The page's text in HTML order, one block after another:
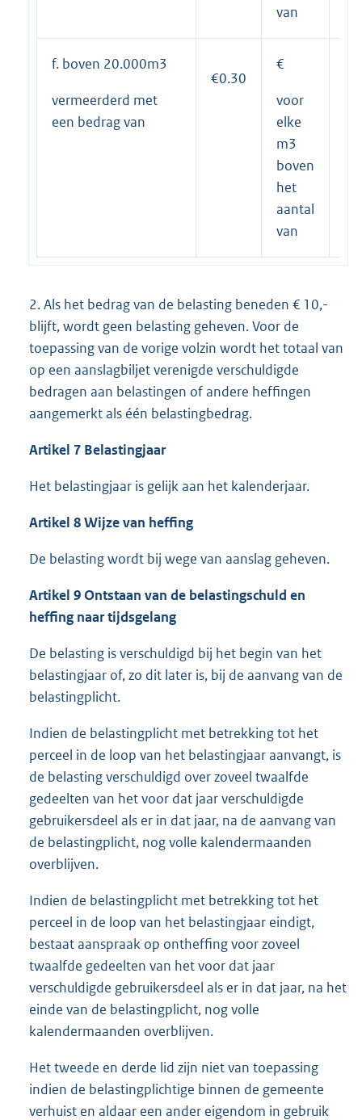
van
f. boven 20.000m3
vermeerderd met
een bedrag van
€0.30
€
voor
elke
m3
boven
het
aantal
van
2. Als het bedrag van de belasting beneden € 10,-
blijft, wordt geen belasting geheven. Voor de
toepassing van de vorige volzin wordt het totaal van
op een aanslagbiljet verenigde verschuldigde
bedragen aan belastingen of andere heffingen
aangemerkt als één belastingbedrag.
Artikel 7 Belastingjaar
Het belastingjaar is gelijk aan het kalenderjaar.
Artikel 8 Wijze van heffing
De belasting wordt bij wege van aanslag geheven.
Artikel 9 Ontstaan van de belastingschuld en
heffing naar tijdsgelang
De belasting is verschuldigd bij het begin van het
belastingjaar of, zo dit later is, bij de aanvang van de
belastingplicht.
Indien de belastingplicht met betrekking tot het
perceel in de loop van het belastingjaar aanvangt, is
de belasting verschuldigd over zoveel twaalfde
gedeelten van het voor dat jaar verschuldigde
gebruikersdeel als er in dat jaar, na de aanvang van
de belastingplicht, nog volle kalendermaanden
overblijven.
Indien de belastingplicht met betrekking tot het
perceel in de loop van het belastingjaar eindigt,
bestaat aanspraak op ontheffing voor zoveel
twaalfde gedeelten van het voor dat jaar
verschuldigde gebruikersdeel als er in dat jaar, na het
einde van de belastingplicht, nog volle
kalendermaanden overblijven.
Het tweede en derde lid zijn niet van toepassing
indien de belastingplichtige binnen de gemeente
verhuist en aldaar een ander eigendom in gebruik